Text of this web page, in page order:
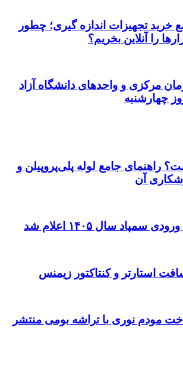
خرید تجهیزات اندازه گیری؛ چطور
را آنلاین بخریم؟
مرکزی و واحدهای دانشگاه آزاد
چهارشنبه
راهنمای جامع لوله پلی‌پروپیلن و
آن
سمپاد سال ۱۴۰۵ اعلام شد
استارتر و کنتاکتور زیمنس
مودم نوری با تراشه بومی منتشر